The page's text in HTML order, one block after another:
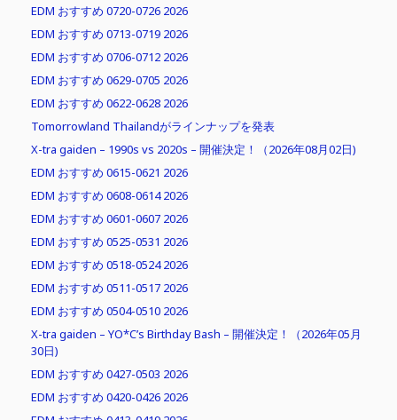
EDM おすすめ 0720-0726 2026
EDM おすすめ 0713-0719 2026
EDM おすすめ 0706-0712 2026
EDM おすすめ 0629-0705 2026
EDM おすすめ 0622-0628 2026
Tomorrowland Thailandがラインナップを発表
X-tra gaiden – 1990s vs 2020s – 開催決定！（2026年08月02日)
EDM おすすめ 0615-0621 2026
EDM おすすめ 0608-0614 2026
EDM おすすめ 0601-0607 2026
EDM おすすめ 0525-0531 2026
EDM おすすめ 0518-0524 2026
EDM おすすめ 0511-0517 2026
EDM おすすめ 0504-0510 2026
X-tra gaiden – YO*C’s Birthday Bash – 開催決定！（2026年05月
30日)
EDM おすすめ 0427-0503 2026
EDM おすすめ 0420-0426 2026